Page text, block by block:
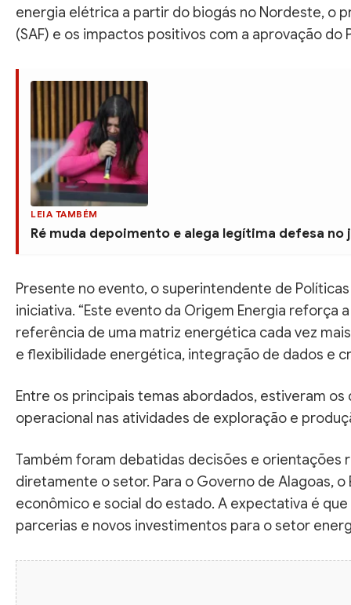
energia elétrica a partir do biogás no Nordeste, o
(SAF) e os impactos positivos com a aprovação do
LEIA TAMBÉM
Ré muda depoimento e alega legítima defesa
Presente no evento, o superintendente de
iniciativa. “Este evento da Origem Energia
referência de uma matriz energética cada vez
e flexibilidade energética, integração de dados e
Entre os principais temas abordados, estiveram
operacional nas atividades de exploração e
Também foram debatidas decisões e orientações
diretamente o setor. Para o Governo de Alagoas,
econômico e social do estado. A expectativa é
parcerias e novos investimentos para o setor